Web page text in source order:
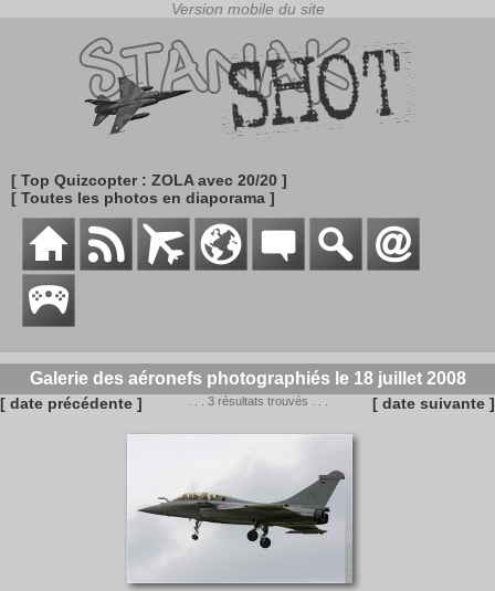
[ Top Quizcopter : ZOLA avec 20/20 ]
[ Toutes les photos en diaporama ]
Galerie des aéronefs photographiés le 18 juillet 2008
[ date précédente ] . . . 3 résultats trouvés . . . [ date suivante ]